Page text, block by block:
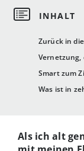
Zurück in
Vernetzung,
Smart zum
Was ist in
Als ich alt